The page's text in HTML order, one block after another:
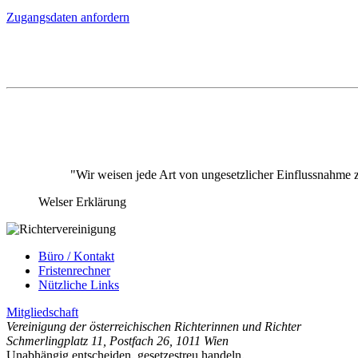
Zugangsdaten anfordern
"Wir weisen jede Art von ungesetzlicher Einflussnahme
Welser Erklärung
Büro / Kontakt
Fristenrechner
Nützliche Links
Mitgliedschaft
Vereinigung der österreichischen Richterinnen und Richter
Schmerlingplatz 11, Postfach 26, 1011 Wien